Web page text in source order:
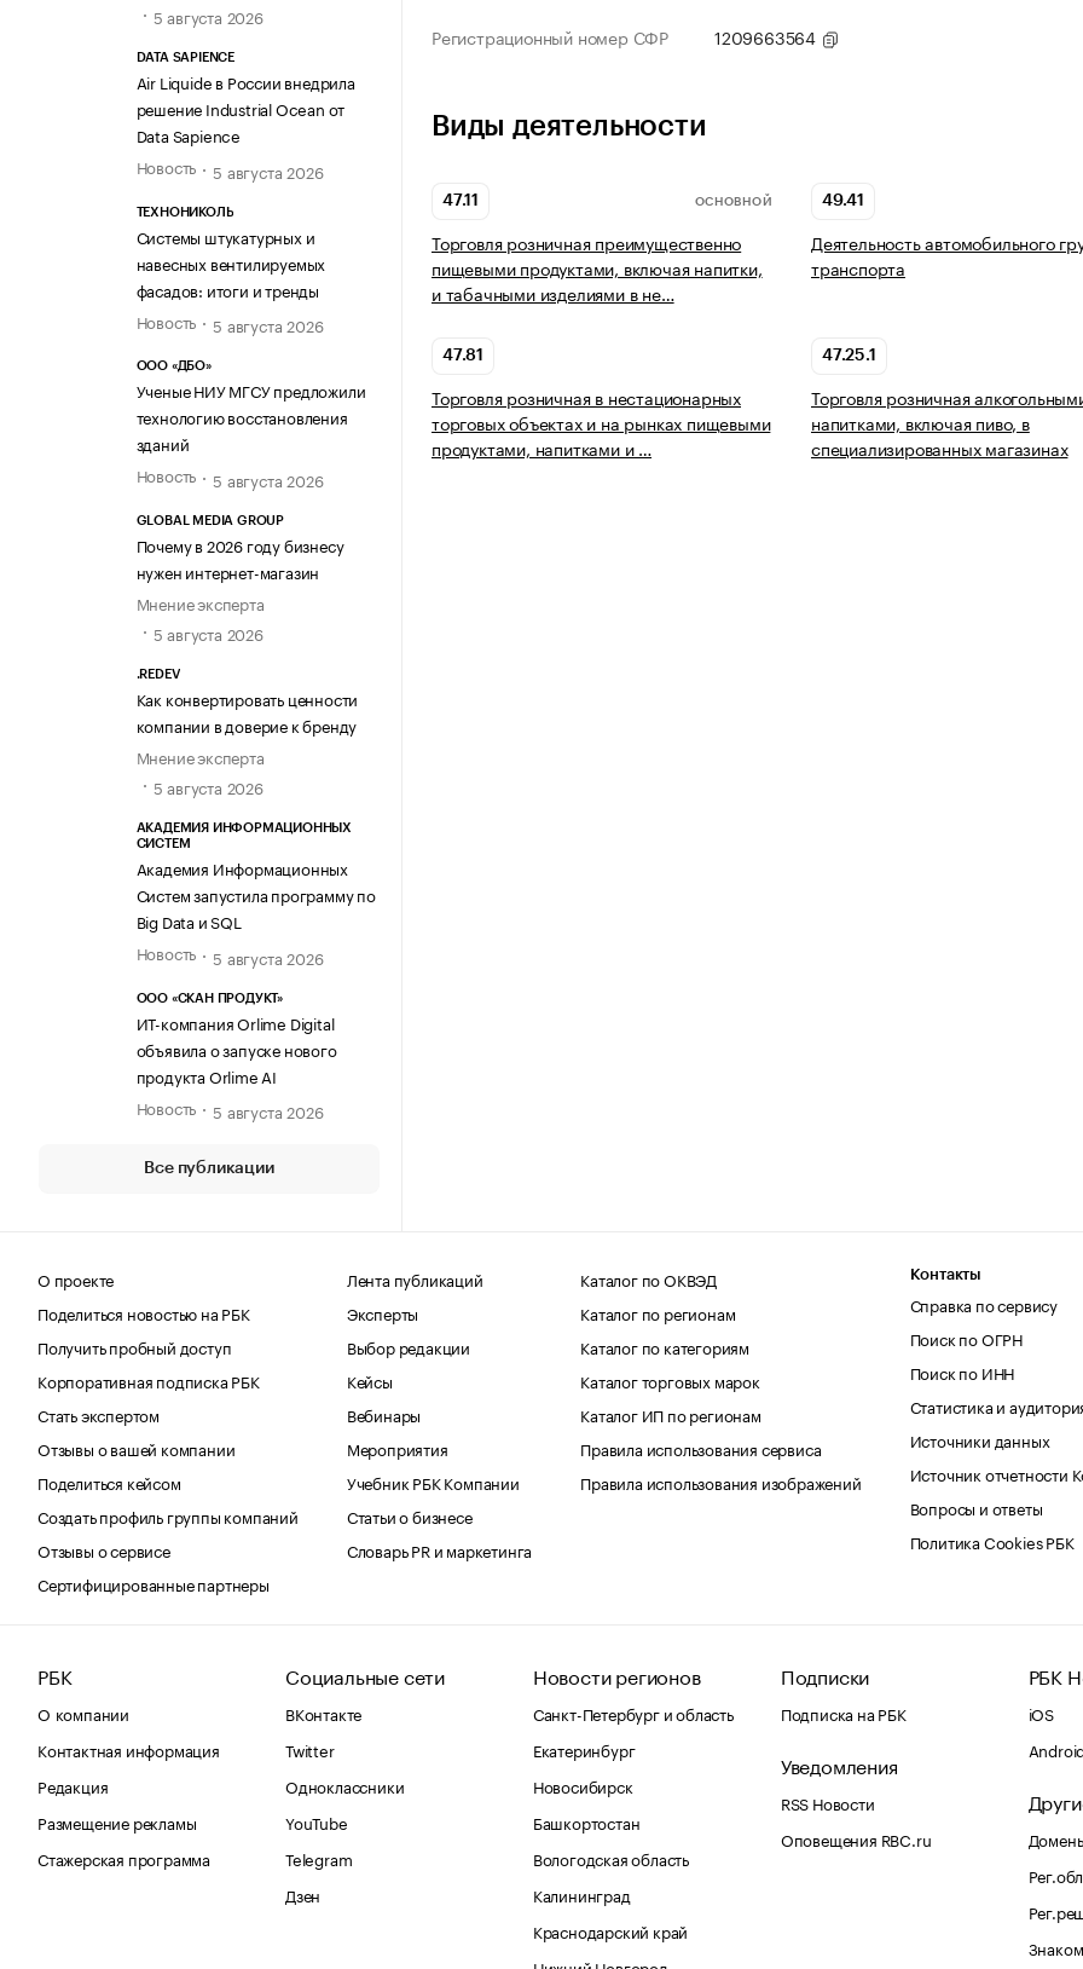
5 августа 2026
DATA SAPIENCE
Air Liquide в России внедрила
решение Industrial Ocean от
Data Sapience
Новость
5 августа 2026
ТЕХНОНИКОЛЬ
Системы штукатурных и
навесных вентилируемых
фасадов: итоги и тренды
Новость
5 августа 2026
ООО «ДБО»
Ученые НИУ МГСУ предложили
технологию восстановления
зданий
Новость
5 августа 2026
GLOBAL MEDIA GROUP
Почему в 2026 году бизнесу
нужен интернет-магазин
Мнение эксперта
5 августа 2026
.REDEV
Как конвертировать ценности
компании в доверие к бренду
Мнение эксперта
5 августа 2026
АКАДЕМИЯ ИНФОРМАЦИОННЫХ
СИСТЕМ
Академия Информационных
Систем запустила программу по
Big Data и SQL
Новость
5 августа 2026
ООО «СКАН ПРОДУКТ»
ИТ-компания Orlime Digital
объявила о запуске нового
продукта Orlime AI
Новость
5 августа 2026
Все публикации
Регистрационный номер СФР 1209663564
Виды деятельности
47.11 ОСНОВНОЙ
Торговля розничная преимущественно
пищевыми продуктами, включая напитки,
и табачными изделиями в не…
49.41
Деятельность автомобильного
транспорта
47.81
Торговля розничная в нестационарных
торговых объектах и на рынках пищевыми
продуктами, напитками и …
47.25.1
Торговля розничная
напитками, включая пиво, в
специализированных магазинах
О проекте
Поделиться новостью на РБК
Получить пробный доступ
Корпоративная подписка РБК
Стать экспертом
Отзывы о вашей компании
Поделиться кейсом
Создать профиль группы компаний
Отзывы о сервисе
Сертифицированные партнеры
Лента публикаций
Эксперты
Выбор редакции
Кейсы
Вебинары
Мероприятия
Учебник РБК Компании
Статьи о бизнесе
Словарь PR и маркетинга
Каталог по ОКВЭД
Каталог по регионам
Каталог по категориям
Каталог торговых марок
Каталог ИП по регионам
Правила использования сервиса
Правила использования изображений
Контакты
Справка по сервису
Поиск по ОГРН
Поиск по ИНН
Статистика и
Источники данных
Источник отчетности
Вопросы и ответы
Политика Cookies РБК
РБК
О компании
Контактная информация
Редакция
Размещение рекламы
Стажерская программа
Социальные сети
ВКонтакте
Twitter
Одноклассники
YouTube
Telegram
Дзен
Новости регионов
Санкт-Петербург и область
Екатеринбург
Новосибирск
Башкортостан
Вологодская область
Калининград
Краснодарский край
Подписки
Подписка на РБК
Уведомления
RSS Новости
Оповещения RBC.ru
РБК
iOS